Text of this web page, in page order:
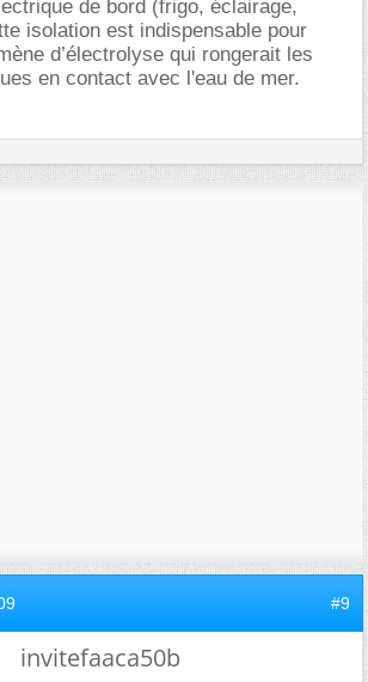
de bord (frigo, éclairage,
isolation est indispensable pour
d’électrolyse qui rongerait les
en contact avec l'eau de mer.
#9
invitefaaca50b